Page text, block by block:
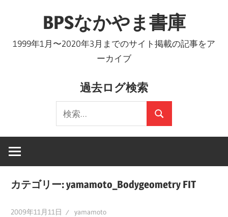
プ
BPSなかやま書庫
1999年1月〜2020年3月までのサイト掲載の記事をア
ーカイブ
過去ログ検索
索:
検
索
カテゴリー:yamamoto_Bodygeometry FIT
2009年11月11日 yamamoto